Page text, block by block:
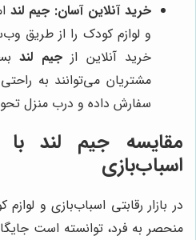
خرید آنلاین آسان: جیم لند
و لوازم کودک را از طریق
خرید آنلاین ازجیم لند
مشتریان می‌توانند به
سفارش داده و درب منزل
مقایسه جیم لند با
اسباب‌بازی
در بازار رقابتی اسباب‌بازی و لوازم
منحصر به فرد، توانسته است